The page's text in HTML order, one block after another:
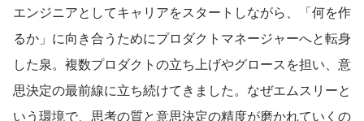
エンジニアとしてキャリアをスタートしながら、「何を作
るか」に向き合うためにプロダクトマネージャーへと転身
した泉。複数プロダクトの立ち上げやグロースを担い、意
思決定の最前線に立ち続けてきました。なぜエムスリーと
いう環境で、思考の質と意思決定の精度が磨かれていくの